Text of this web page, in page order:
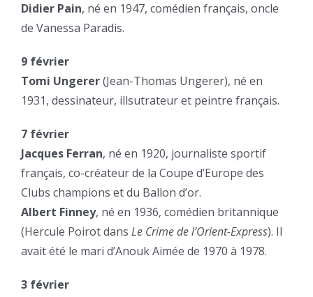
Didier Pain, né en 1947, comédien français, oncle
de Vanessa Paradis.
9 février
Tomi Ungerer(Jean-Thomas Ungerer), né en
1931, dessinateur, illsutrateur et peintre français.
7 février
Jacques Ferran, né en 1920, journaliste sportif
français, co-créateur de la Coupe d’Europe des
Clubs champions et du Ballon d’or.
Albert Finney, né en 1936, comédien britannique
(Hercule Poirot dans Le Crime de l’Orient-Express). Il
avait été le mari d’Anouk Aimée de 1970 à 1978.
3 février